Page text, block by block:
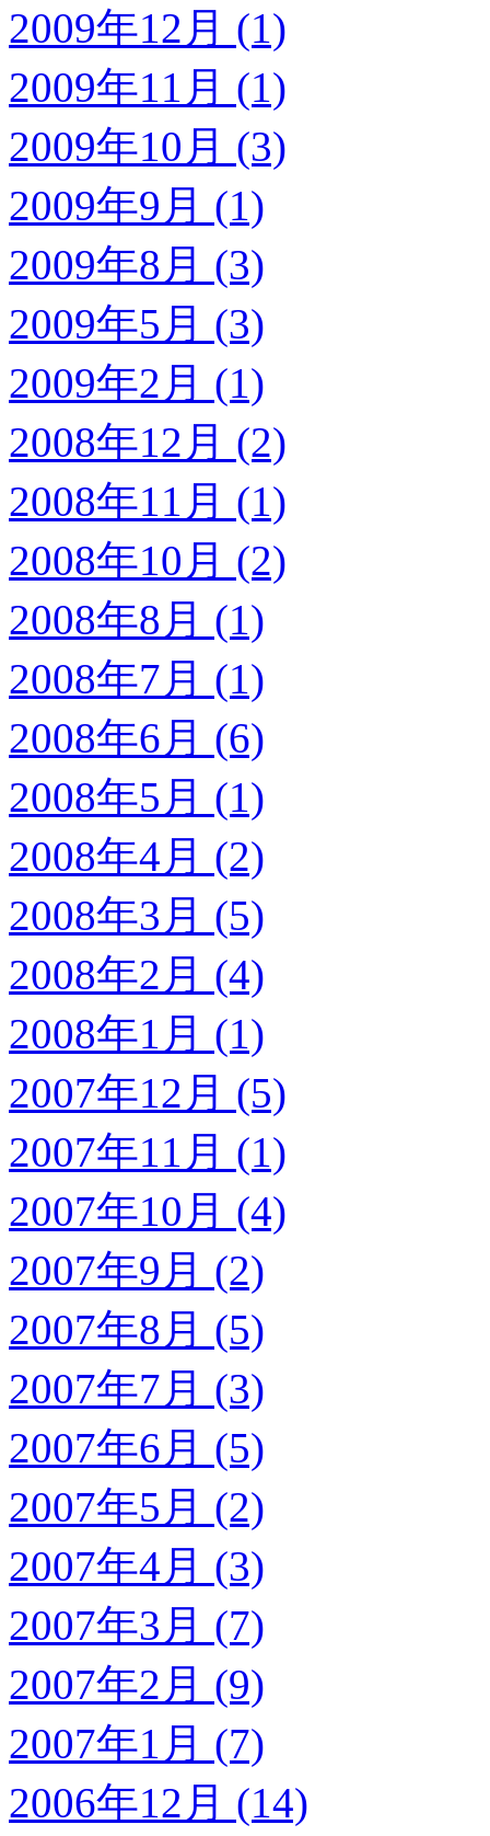
2009年12月 (1)
2009年11月 (1)
2009年10月 (3)
2009年9月 (1)
2009年8月 (3)
2009年5月 (3)
2009年2月 (1)
2008年12月 (2)
2008年11月 (1)
2008年10月 (2)
2008年8月 (1)
2008年7月 (1)
2008年6月 (6)
2008年5月 (1)
2008年4月 (2)
2008年3月 (5)
2008年2月 (4)
2008年1月 (1)
2007年12月 (5)
2007年11月 (1)
2007年10月 (4)
2007年9月 (2)
2007年8月 (5)
2007年7月 (3)
2007年6月 (5)
2007年5月 (2)
2007年4月 (3)
2007年3月 (7)
2007年2月 (9)
2007年1月 (7)
2006年12月 (14)